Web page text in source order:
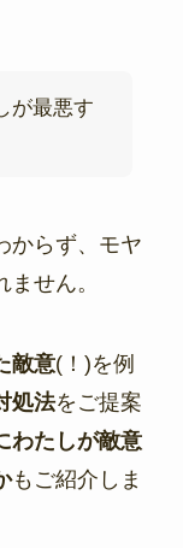
が最悪す
からず、モヤ
せん。
敵意(！)を例
処法をご提案
わたしが敵意
もご紹介しま